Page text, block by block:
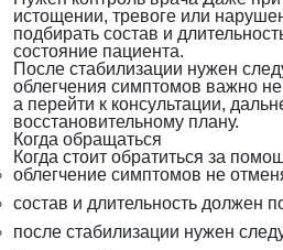
истощении, тревоге или
подбирать состав и
состояние пациента.
После стабилизации нужен
облегчения симптомов важно
а перейти к консультации,
восстановительному плану.
Когда обращаться
Когда стоит обратиться за
облегчение симптомов не
состав и длительность должен
после стабилизации нужен